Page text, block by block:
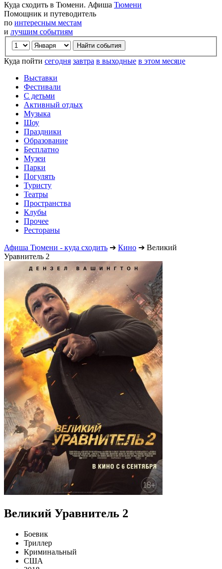
Куда сходить в Тюмени. Афиша Тюмени
Помощник и путеводитель
по интересным местам
и лучшим событиям
Куда пойти сегодня завтра в выходные в этом месяце
Выставки
Фестивали
С детьми
Активный отдых
Музыка
Шоу
Праздники
Образование
Бесплатно
Музеи
Парки
Погулять
Туристу
Театры
Пространства
Клубы
Прочее
Рестораны
Афиша Тюмени - куда сходить ➔ Кино ➔ Великий
Уравнитель 2
Великий Уравнитель 2
Боевик
Триллер
Криминальный
США